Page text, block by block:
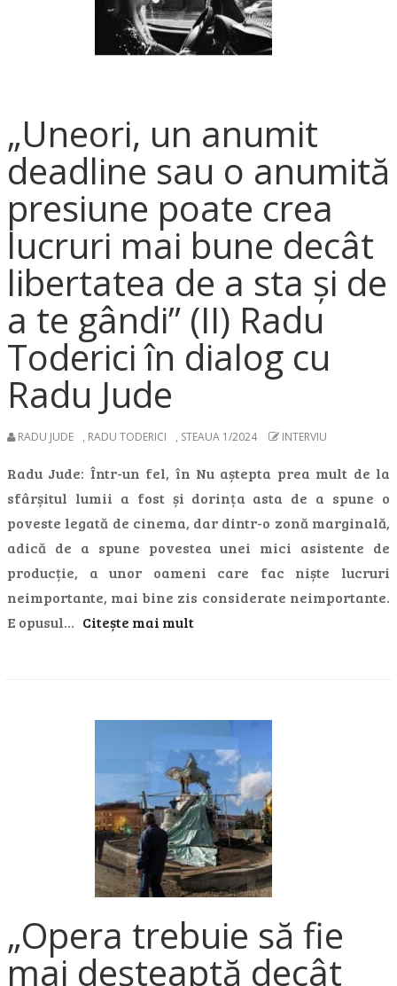
„Uneori, un anumit
deadline sau o anumită
presiune poate crea
lucruri mai bune decât
libertatea de a sta și de
a te gândi” (II) Radu
Toderici în dialog cu
Radu Jude
RADU JUDE , RADU TODERICI , STEAUA 1/2024 INTERVIU
Radu Jude: Într-un fel, în Nu aștepta prea mult de la
sfârșitul lumii a fost și dorința asta de a spune o
poveste legată de cinema, dar dintr-o zonă marginală,
adică de a spune povestea unei mici asistente de
producție, a unor oameni care fac niște lucruri
neimportante, mai bine zis considerate neimportante.
E opusul… Citește mai mult
„Opera trebuie să fie
mai deșteaptă decât